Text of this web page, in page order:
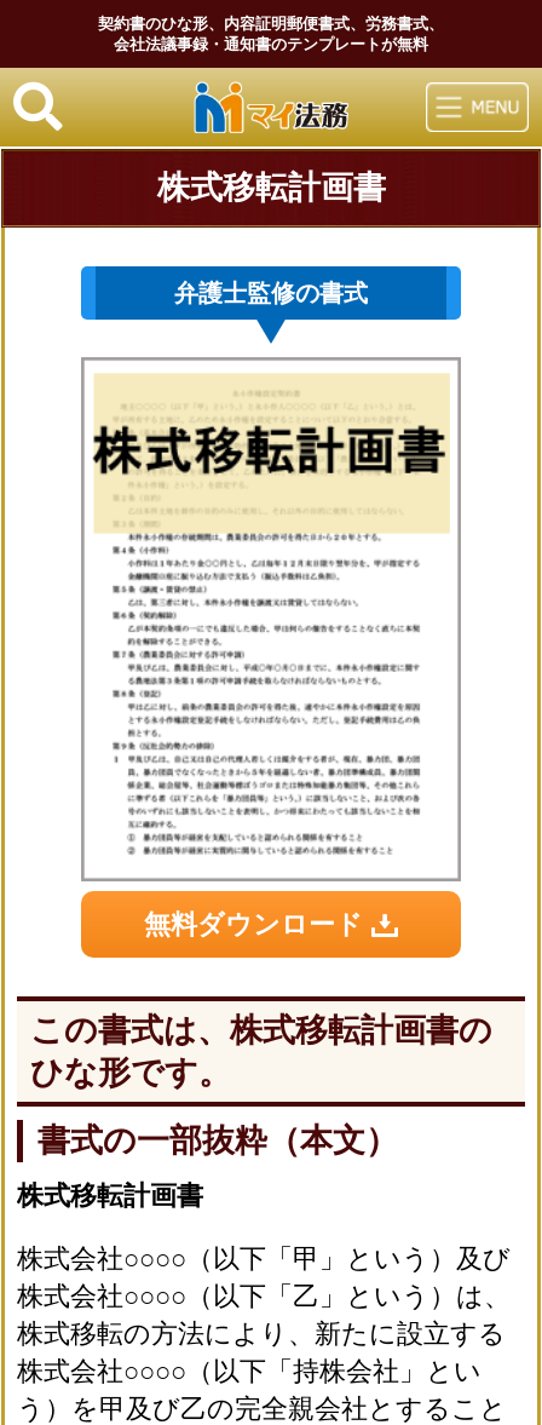
契約書のひな形、内容証明郵便書式、労務書式、
会社法議事録・通知書のテンプレートが無料
マイ法務
株式移転計画書
弁護士監修の書式
無料ダウンロード
この書式は、株式移転計画書の
ひな形です。
書式の一部抜粋（本文）
株式移転計画書
株式会社○○○○（以下「甲」という）及び
株式会社○○○○（以下「乙」という）は、
株式移転の方法により、新たに設立する
株式会社○○○○（以下「持株会社」とい
う）を甲及び乙の完全親会社とすること